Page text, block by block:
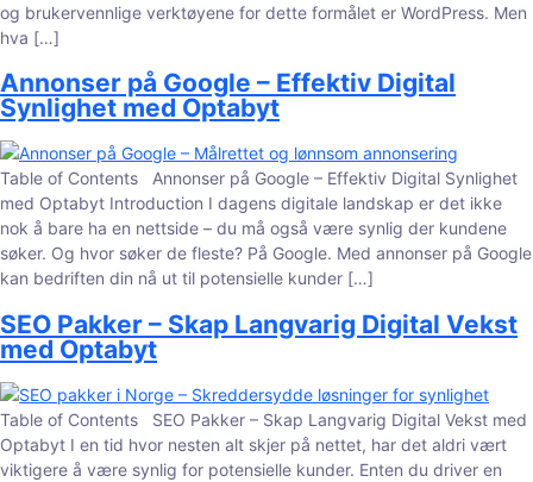
og brukervennlige verktøyene for dette formålet er WordPress. Men
hva […]
Annonser på Google – Effektiv Digital
Synlighet med Optabyt
Table of Contents Annonser på Google – Effektiv Digital Synlighet
med Optabyt Introduction I dagens digitale landskap er det ikke
nok å bare ha en nettside – du må også være synlig der kundene
søker. Og hvor søker de fleste? På Google. Med annonser på Google
kan bedriften din nå ut til potensielle kunder […]
SEO Pakker – Skap Langvarig Digital Vekst
med Optabyt
Table of Contents SEO Pakker – Skap Langvarig Digital Vekst med
Optabyt I en tid hvor nesten alt skjer på nettet, har det aldri vært
viktigere å være synlig for potensielle kunder. Enten du driver en